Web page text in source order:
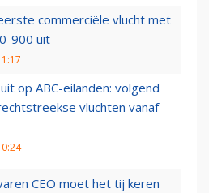
commerciële vlucht met
900 uit
op ABC-eilanden: volgend
vluchten vanaf
CEO moet het tij keren